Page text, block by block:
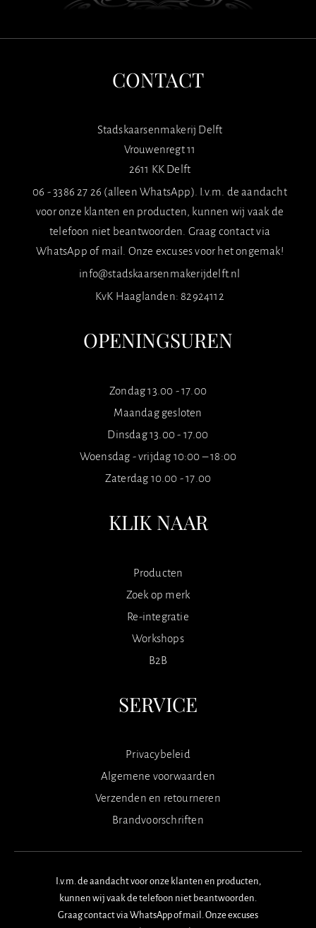
CONTACT
Stadskaarsenmakerij Delft
Vrouwenregt 11
2611 KK Delft
06 - 3386 27 26 (alleen WhatsApp). I.v.m. de aandacht
voor onze klanten en producten, kunnen wij vaak de
telefoon niet beantwoorden. Graag contact via
WhatsApp of mail. Onze excuses voor het ongemak!
info@stadskaarsenmakerijdelft.nl
KvK Haaglanden: 82924112
OPENINGSUREN
Zondag 13.00 - 17.00
Maandag gesloten
Dinsdag 13.00 - 17.00
Woensdag - vrijdag 10:00 – 18:00
Zaterdag 10.00 - 17.00
KLIK NAAR
Producten
Zoek op merk
Re-integratie
Workshops
B2B
SERVICE
Privacybeleid
Algemene voorwaarden
Verzenden en retourneren
Brandvoorschriften
I.v.m. de aandacht voor onze klanten en producten,
kunnen wij vaak de telefoon niet beantwoorden.
Graag contact via WhatsApp of mail. Onze excuses